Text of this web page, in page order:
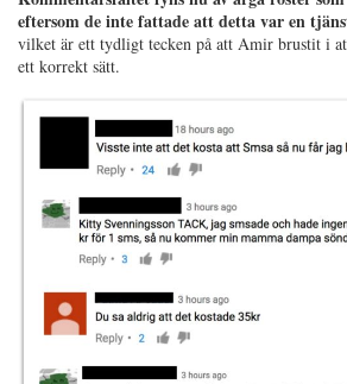
eftersom de inte fattade att detta var en
vilket är ett tydligt tecken på att Amir brustit i
ett korrekt sätt.